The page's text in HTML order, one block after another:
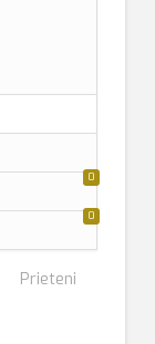
0
0
Prieteni